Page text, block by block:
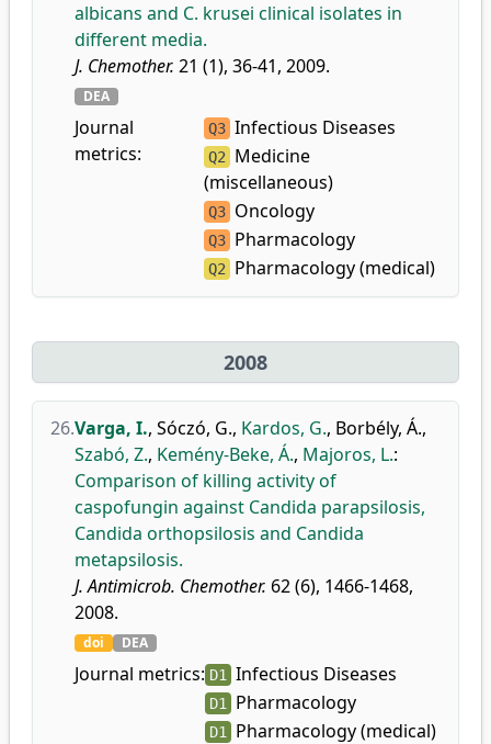
albicans and C. krusei clinical isolates in
different media.
J. Chemother. 21 (1), 36-41, 2009.
DEA
Journal
metrics:
Q3 Infectious Diseases
Q2 Medicine
(miscellaneous)
Q3 Oncology
Q3 Pharmacology
Q2 Pharmacology (medical)
2008
26.Varga, I., Sóczó, G., Kardos, G., Borbély, Á.,
Szabó, Z., Kemény-Beke, Á., Majoros, L.:
Comparison of killing activity of
caspofungin against Candida parapsilosis,
Candida orthopsilosis and Candida
metapsilosis.
J. Antimicrob. Chemother. 62 (6), 1466-1468,
2008.
doi DEA
Journal metrics: D1 Infectious Diseases
D1 Pharmacology
D1 Pharmacology (medical)